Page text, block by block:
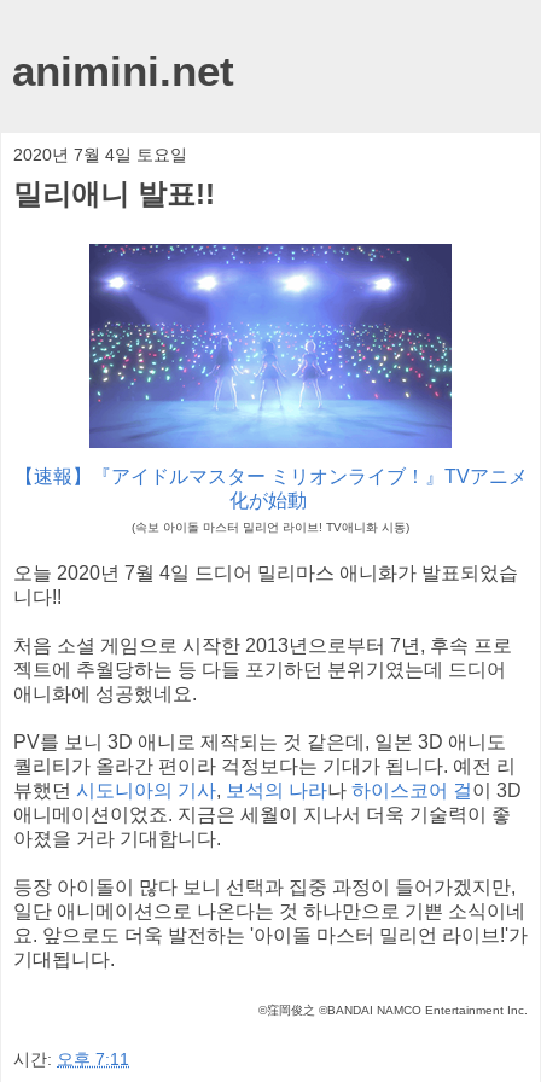
animini.net
2020년 7월 4일 토요일
밀리애니 발표!!
【速報】『アイドルマスター ミリオンライブ！』TVアニメ
化が始動
(속보 아이돌 마스터 밀리언 라이브! TV애니화 시동)
오늘 2020년 7월 4일 드디어 밀리마스 애니화가 발표되었습
니다!!
처음 소셜 게임으로 시작한 2013년으로부터 7년, 후속 프로
젝트에 추월당하는 등 다들 포기하던 분위기였는데 드디어
애니화에 성공했네요.
PV를 보니 3D 애니로 제작되는 것 같은데, 일본 3D 애니도
퀄리티가 올라간 편이라 걱정보다는 기대가 됩니다. 예전 리
뷰했던 시도니아의 기사, 보석의 나라나 하이스코어 걸이 3D
애니메이션이었죠. 지금은 세월이 지나서 더욱 기술력이 좋
아졌을 거라 기대합니다.
등장 아이돌이 많다 보니 선택과 집중 과정이 들어가겠지만,
일단 애니메이션으로 나온다는 것 하나만으로 기쁜 소식이네
요. 앞으로도 더욱 발전하는 '아이돌 마스터 밀리언 라이브!'가
기대됩니다.
©窪岡俊之 ©BANDAI NAMCO Entertainment Inc.
시간: 오후 7:11